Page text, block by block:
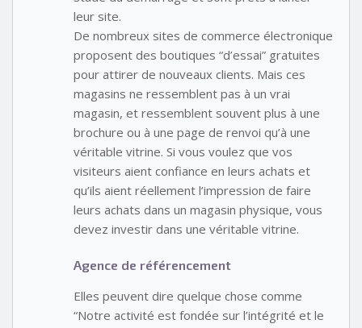
leur site.
De nombreux sites de commerce électronique
proposent des boutiques “d’essai” gratuites
pour attirer de nouveaux clients. Mais ces
magasins ne ressemblent pas à un vrai
magasin, et ressemblent souvent plus à une
brochure ou à une page de renvoi qu’à une
véritable vitrine. Si vous voulez que vos
visiteurs aient confiance en leurs achats et
qu’ils aient réellement l’impression de faire
leurs achats dans un magasin physique, vous
devez investir dans une véritable vitrine.
Agence de référencement
Elles peuvent dire quelque chose comme
“Notre activité est fondée sur l’intégrité et le